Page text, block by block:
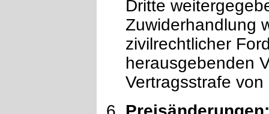
Dritte
Zuwiderhandlung
zivilrechtlicher
herausgebenden
Vertragsstrafe